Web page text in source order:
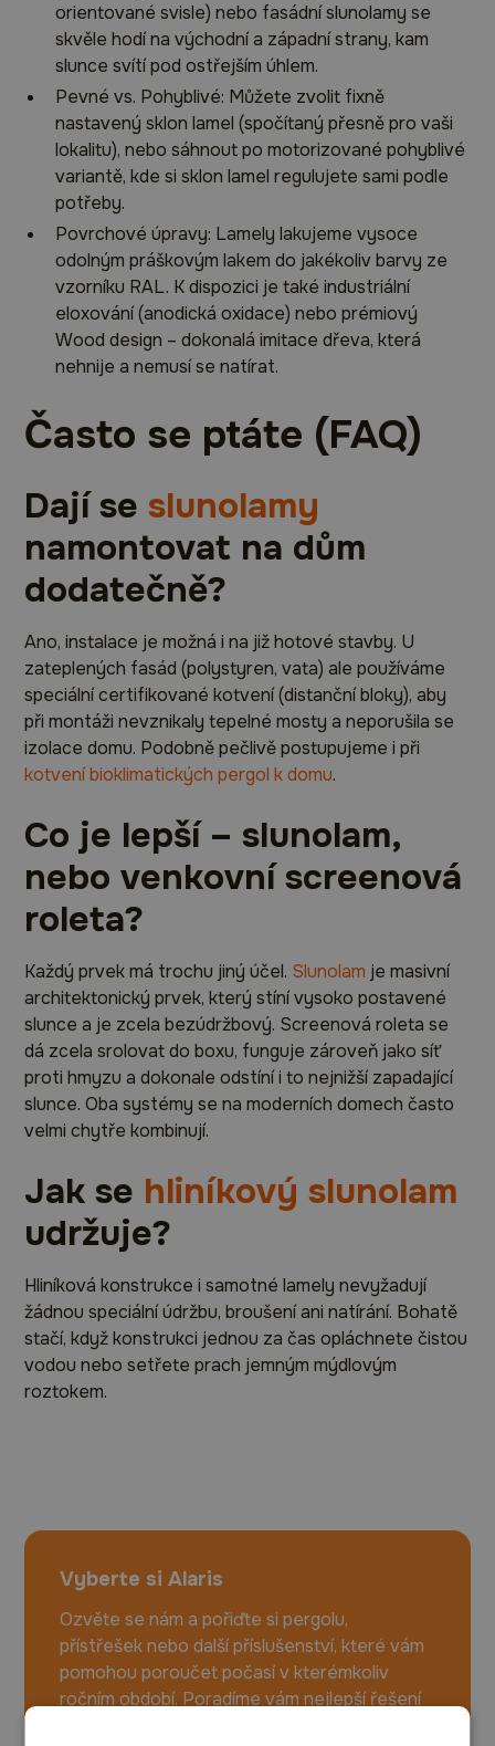
orientované svisle) nebo fasádní slunolamy se
skvěle hodí na východní a západní strany, kam
slunce svítí pod ostřejším úhlem.
Pevné vs. Pohyblivé: Můžete zvolit fixně
nastavený sklon lamel (spočítaný přesně pro vaši
lokalitu), nebo sáhnout po motorizované pohyblivé
variantě, kde si sklon lamel regulujete sami podle
potřeby.
Povrchové úpravy: Lamely lakujeme vysoce
odolným práškovým lakem do jakékoliv barvy ze
vzorníku RAL. K dispozici je také industriální
eloxování (anodická oxidace) nebo prémiový
Wood design – dokonalá imitace dřeva, která
nehnije a nemusí se natírat.
Často se ptáte (FAQ)
Dají seslunolamy
namontovat na dům
dodatečně?
Ano, instalace je možná i na již hotové stavby. U
zateplených fasád (polystyren, vata) ale používáme
speciální certifikované kotvení (distanční bloky), aby
při montáži nevznikaly tepelné mosty a neporušila se
izolace domu. Podobně pečlivě postupujeme i při
kotvení bioklimatických pergol k domu.
Co je lepší – slunolam,
nebo venkovní screenová
roleta?
Každý prvek má trochu jiný účel. Slunolam je masivní
architektonický prvek, který stíní vysoko postavené
slunce a je zcela bezúdržbový. Screenová roleta se
dá zcela srolovat do boxu, funguje zároveň jako síť
proti hmyzu a dokonale odstíní i to nejnižší zapadající
slunce. Oba systémy se na moderních domech často
velmi chytře kombinují.
Jak se hliníkový slunolam
udržuje?
Hliníková konstrukce i samotné lamely nevyžadují
žádnou speciální údržbu, broušení ani natírání. Bohatě
stačí, když konstrukci jednou za čas opláchnete čistou
vodou nebo setřete prach jemným mýdlovým
roztokem.
Vyberte si Alaris
Ozvěte se nám a pořiďte si pergolu,
přístřešek nebo další příslušenství, které vám
pomohou poroučet počasí v kterémkoliv
ročním období. Poradíme vám nejlepší řešení